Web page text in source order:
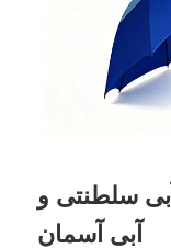
سلطنتی و
آبی آسمان